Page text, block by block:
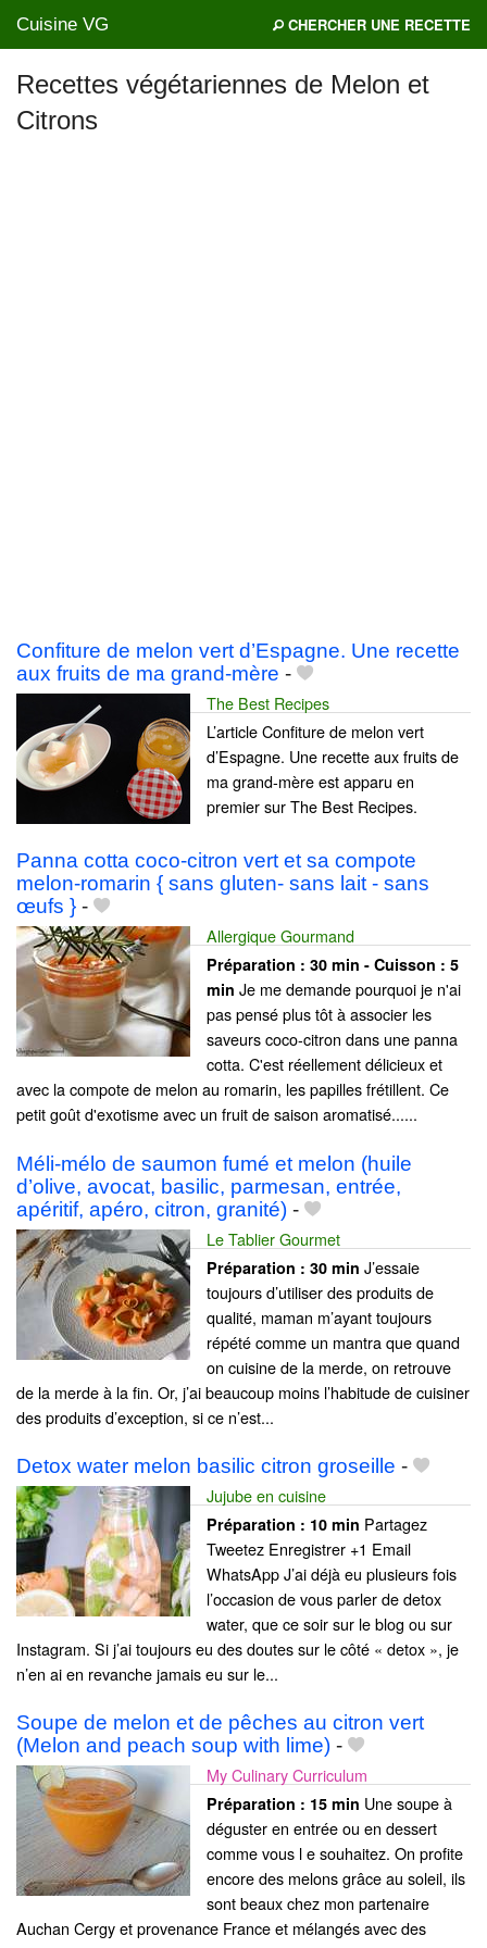
Cuisine VG CHERCHER UNE RECETTE
Recettes végétariennes de Melon et
Citrons
Confiture de melon vert d’Espagne. Une recette
aux fruits de ma grand-mère -
The Best Recipes
L’article Confiture de melon vert
d’Espagne. Une recette aux fruits de
ma grand-mère est apparu en
premier sur The Best Recipes.
Panna cotta coco-citron vert et sa compote
melon-romarin { sans gluten- sans lait - sans
œufs } -
Allergique Gourmand
Préparation : 30 min - Cuisson : 5
min Je me demande pourquoi je n'ai
pas pensé plus tôt à associer les
saveurs coco-citron dans une panna
cotta. C'est réellement délicieux et
avec la compote de melon au romarin, les papilles frétillent. Ce
petit goût d'exotisme avec un fruit de saison aromatisé......
Méli-mélo de saumon fumé et melon (huile
d’olive, avocat, basilic, parmesan, entrée,
apéritif, apéro, citron, granité) -
Le Tablier Gourmet
Préparation : 30 min J’essaie
toujours d’utiliser des produits de
qualité, maman m’ayant toujours
répété comme un mantra que quand
on cuisine de la merde, on retrouve
de la merde à la fin. Or, j’ai beaucoup moins l’habitude de cuisiner
des produits d’exception, si ce n’est...
Detox water melon basilic citron groseille -
Jujube en cuisine
Préparation : 10 min Partagez
Tweetez Enregistrer +1 Email
WhatsApp J’ai déjà eu plusieurs fois
l’occasion de vous parler de detox
water, que ce soir sur le blog ou sur
Instagram. Si j’ai toujours eu des doutes sur le côté « detox », je
n’en ai en revanche jamais eu sur le...
Soupe de melon et de pêches au citron vert
(Melon and peach soup with lime) -
My Culinary Curriculum
Préparation : 15 min Une soupe à
déguster en entrée ou en dessert
comme vous l e souhaitez. On profite
encore des melons grâce au soleil, ils
sont beaux chez mon partenaire
Auchan Cergy et provenance France et mélangés avec des